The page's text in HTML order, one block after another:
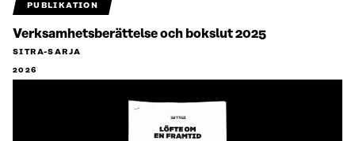
PUBLIKATION
Verksamhetsberättelse och bokslut 2025
SITRA-SARJA
2026